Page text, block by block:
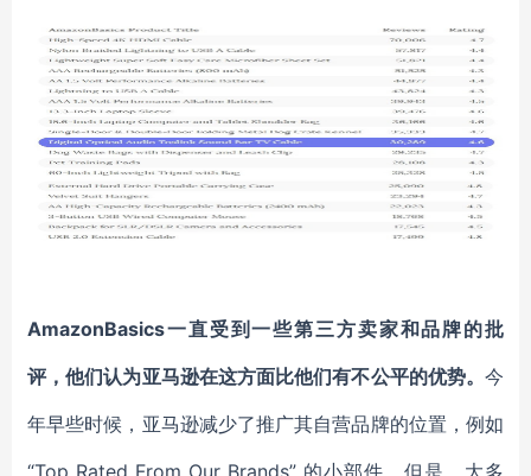
AmazonBasics一直受到一些第三方卖家和品牌的批
评，他们认为亚马逊在这方面比他们有不公平的优势。 今
年早些时候，亚马逊减少了推广其自营品牌的位置，例如
“Top Rated From Our Brands” 的小部件。但是，大多